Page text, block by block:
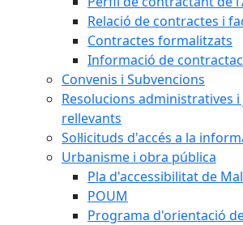
Relació de contractes i
Contractes formalitzats
Informació de
Convenis i Subvencions
Resolucions administratives
rellevants
Sol·licituds d'accés a la
Urbanisme i obra pública
Pla d'accessibilitat de
POUM
Programa d'orientació